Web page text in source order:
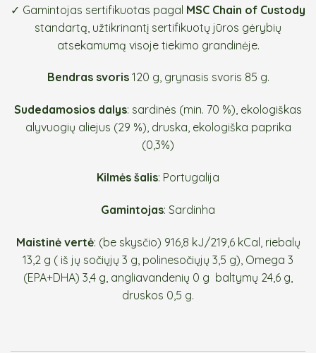
✓ Gamintojas sertifikuotas pagal MSC Chain of Custody
standartą, užtikrinantį sertifikuotų jūros gėrybių
atsekamumą visoje tiekimo grandinėje.
Bendras svoris120 g, grynasis svoris 85 g.
Sudedamosios dalys: sardinės (min. 70 %), ekologiškas
alyvuogių aliejus (29 %), druska, ekologiška paprika
(0,3%)
Kilmės šalis: Portugalija
Gamintojas: Sardinha
Maistinė vertė: (be skysčio) 916,8 kJ/219,6 kCal, riebalų
13,2 g ( iš jų sočiųjų 3 g, polinesočiųjų 3,5 g), Omega 3
(EPA+DHA) 3,4 g, angliavandenių 0 g baltymų 24,6 g,
druskos 0,5 g.